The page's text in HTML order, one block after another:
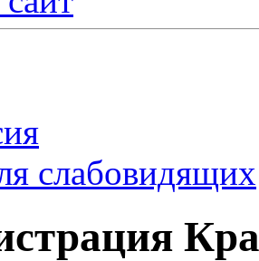
слабовидящих